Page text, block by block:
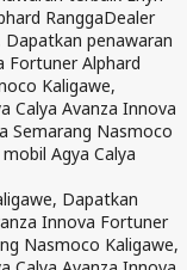
RanggaDealer
penawaran
Fortuner Alphard
Kaligawe,
Calya Avanza Innova
Semarang Nasmoco
Agya Calya
Dapatkan
Innova Fortuner
Nasmoco Kaligawe,